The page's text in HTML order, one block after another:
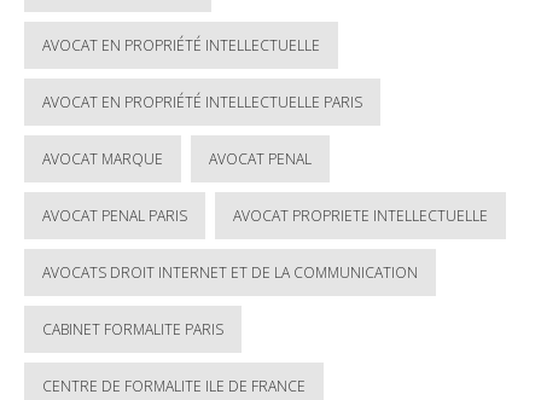
AVOCAT EN PROPRIÉTÉ INTELLECTUELLE
AVOCAT EN PROPRIÉTÉ INTELLECTUELLE PARIS
AVOCAT MARQUE AVOCAT PENAL
AVOCAT PENAL PARIS AVOCAT PROPRIETE INTELLECTUELLE
AVOCATS DROIT INTERNET ET DE LA COMMUNICATION
CABINET FORMALITE PARIS
CENTRE DE FORMALITE ILE DE FRANCE